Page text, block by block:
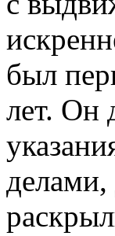
был
лет. Он